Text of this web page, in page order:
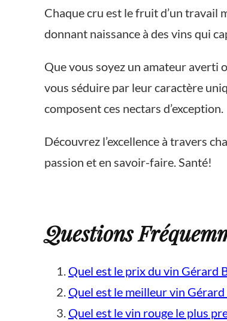
Chaque cru est le fruit d’un travail
donnant naissance à des vins qui
Que vous soyez un amateur averti
vous séduire par leur caractère
composent ces nectars d’exception.
Découvrez l’excellence à travers
passion et en savoir-faire. Santé!
Questions
Quel est le prix du vin Gérard
Quel est le meilleur vin
Quel est le vin rouge le plus